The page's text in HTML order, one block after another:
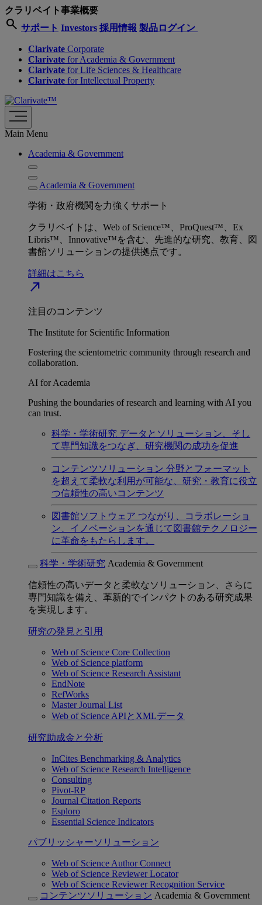
クラリベイト事業概要
search サポート Investors 採用情報 製品ログイン
Clarivate Corporate
Clarivate for Academia & Government
Clarivate for Life Sciences & Healthcare
Clarivate for Intellectual Property
Main Menu
Academia & Government
Academia & Government
学術・政府機関を力強くサポート
クラリベイトは、Web of Science™、ProQuest™、Ex
Libris™、Innovative™を含む、先進的な研究、教育、図
書館ソリューションの提供拠点です。
詳細はこちら
north_east
注目のコンテンツ
The Institute for Scientific Information
Fostering the scientometric community through research and
collaboration.
AI for Academia
Pushing the boundaries of research and learning with AI you
can trust.
科学・学術研究 データとソリューション、そし
て専門知識をつなぎ、研究機関の成功を促進
コンテンツソリューション 分野とフォーマット
を超えて柔軟な利用が可能な、研究・教育に役立
つ信頼性の高いコンテンツ
図書館ソフトウェア つながり、コラボレーショ
ン、イノベーションを通じて図書館テクノロジー
に革命をもたらします。
科学・学術研究 Academia & Government
信頼性の高いデータと柔軟なソリューション、さらに
専門知識を備え、革新的でインパクトのある研究成果
を実現します。
研究の発見と引用
Web of Science Core Collection
Web of Science platform
Web of Science Research Assistant
EndNote
RefWorks
Master Journal List
Web of Science APIとXMLデータ
研究助成金と分析
InCites Benchmarking & Analytics
Web of Science Research Intelligence
Consulting
Pivot-RP
Journal Citation Reports
Esploro
Essential Science Indicators
パブリッシャーソリューション
Web of Science Author Connect
Web of Science Reviewer Locator
Web of Science Reviewer Recognition Service
コンテンツソリューション Academia & Government